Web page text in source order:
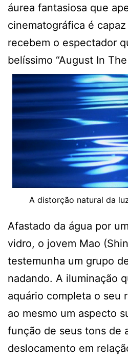
áurea fantasiosa que
cinematográfica é
recebem o espectador
belíssimo “August In The
A distorção natural da
Afastado da água por
vidro, o jovem Mao
testemunha um grupo
nadando. A iluminação
aquário completa o seu
ao mesmo um aspecto
função de seus tons de
deslocamento em